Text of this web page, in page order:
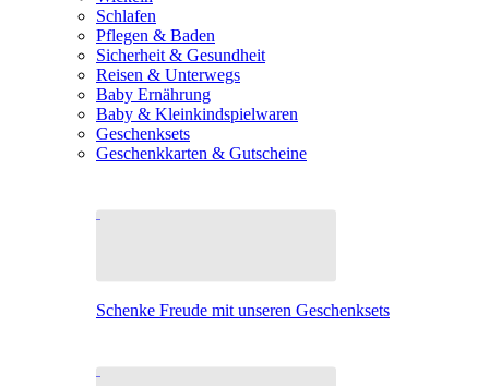
Schlafen
Pflegen & Baden
Sicherheit & Gesundheit
Reisen & Unterwegs
Baby Ernährung
Baby & Kleinkindspielwaren
Geschenksets
Geschenkkarten & Gutscheine
Schenke Freude mit unseren Geschenksets